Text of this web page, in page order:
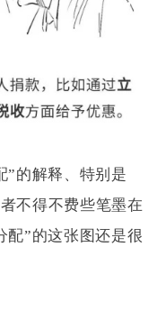
”的解释、特别是
不得不费些笔墨在
配”的这张图还是很